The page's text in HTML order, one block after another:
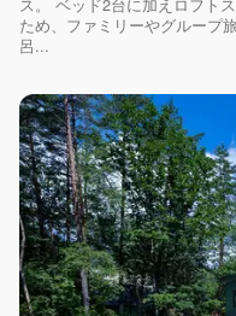
ス。 ベッド2台に加えロフト
ため、ファミリーやグループ
呂...